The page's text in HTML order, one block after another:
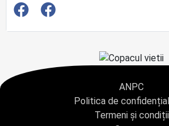
ANPC
Politica de
Termeni și condiții